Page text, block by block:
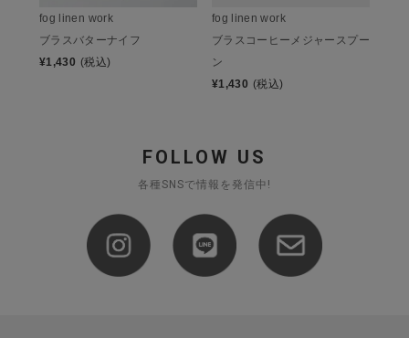
fog linen work
ブラスバターナイフ
¥1,430 (税込)
fog linen work
ブラスコーヒーメジャースプー
ン
¥1,430 (税込)
FOLLOW US
各種SNSで情報を発信中!